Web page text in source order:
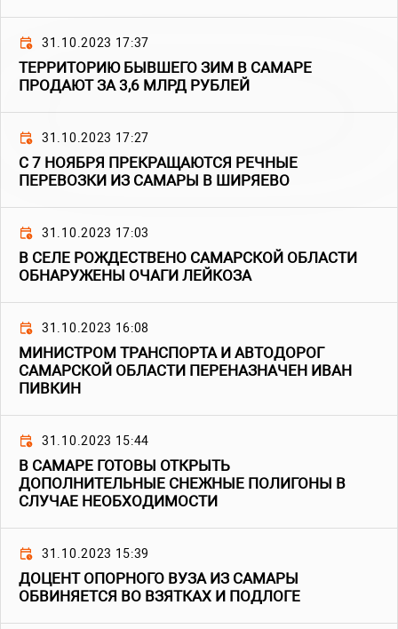
31.10.2023 17:37
ТЕРРИТОРИЮ БЫВШЕГО ЗИМ В САМАРЕ
ПРОДАЮТ ЗА 3,6 МЛРД РУБЛЕЙ
31.10.2023 17:27
С 7 НОЯБРЯ ПРЕКРАЩАЮТСЯ РЕЧНЫЕ
ПЕРЕВОЗКИ ИЗ САМАРЫ В ШИРЯЕВО
31.10.2023 17:03
В СЕЛЕ РОЖДЕСТВЕНО САМАРСКОЙ ОБЛАСТИ
ОБНАРУЖЕНЫ ОЧАГИ ЛЕЙКОЗА
31.10.2023 16:08
МИНИСТРОМ ТРАНСПОРТА И АВТОДОРОГ
САМАРСКОЙ ОБЛАСТИ ПЕРЕНАЗНАЧЕН ИВАН
ПИВКИН
31.10.2023 15:44
В САМАРЕ ГОТОВЫ ОТКРЫТЬ
ДОПОЛНИТЕЛЬНЫЕ СНЕЖНЫЕ ПОЛИГОНЫ В
СЛУЧАЕ НЕОБХОДИМОСТИ
31.10.2023 15:39
ДОЦЕНТ ОПОРНОГО ВУЗА ИЗ САМАРЫ
ОБВИНЯЕТСЯ ВО ВЗЯТКАХ И ПОДЛОГЕ